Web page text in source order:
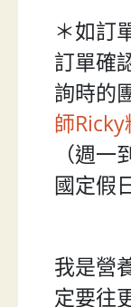
＊如訂
訂單確
詢時的
師
（週
國定假
我是營
定要往